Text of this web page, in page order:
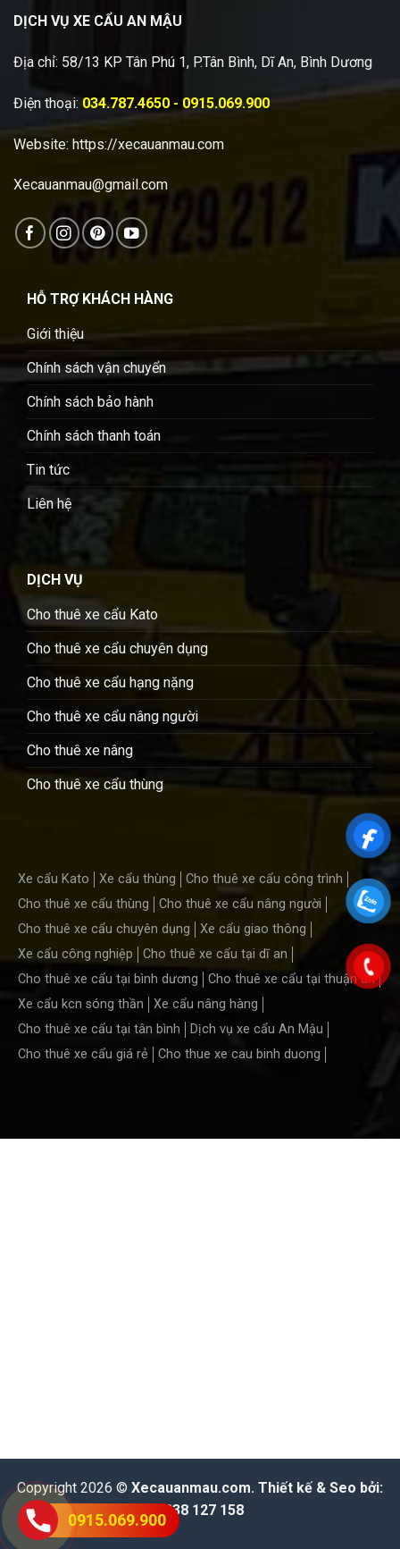
DỊCH VỤ XE CẨU AN MẬU
Địa chỉ: 58/13 KP Tân Phú 1, P.Tân Bình, Dĩ An, Bình Dương
Điện thoại: 034.787.4650 - 0915.069.900
Website: https://xecauanmau.com
Xecauanmau@gmail.com
HỖ TRỢ KHÁCH HÀNG
Giới thiệu
Chính sách vận chuyển
Chính sách bảo hành
Chính sách thanh toán
Tin tức
Liên hệ
DỊCH VỤ
Cho thuê xe cẩu Kato
Cho thuê xe cẩu chuyên dụng
Cho thuê xe cẩu hạng nặng
Cho thuê xe cẩu nâng người
Cho thuê xe nâng
Cho thuê xe cẩu thùng
Xe cẩu Kato Xe cẩu thùng
Cho thuê xe cẩu công trình
Cho thuê xe cẩu thùng
Cho thuê xe cẩu nâng người
Cho thuê xe cẩu chuyên dụng
Xe cẩu giao thông
Xe cẩu công nghiệp
Cho thuê xe cẩu tại dĩ an
Cho thuê xe cẩu tại bình dương
Cho thuê xe cẩu tại thuận an
Xe cẩu kcn sóng thần
Xe cẩu nâng hàng
Cho thuê xe cẩu tại tân bình
Dịch vụ xe cẩu An Mậu
Cho thuê xe cẩu giá rẻ
Cho thue xe cau binh duong
Copyright 2026 © Xecauanmau.com. Thiết kế & Seo bởi:
0938 127 158
0915.069.900